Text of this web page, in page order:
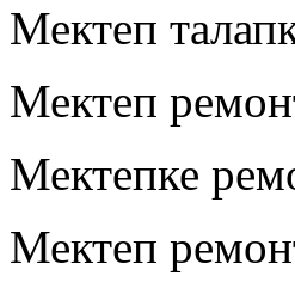
Мектеп
Мектеп
Мектепке
Мектеп